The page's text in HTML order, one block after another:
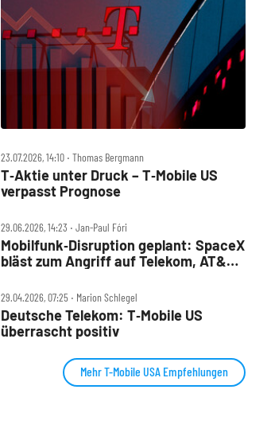
23.07.2026, 14:10 ‧ Thomas Bergmann
T‑Aktie unter Druck – T‑Mobile US
verpasst Prognose
29.06.2026, 14:23 ‧ Jan-Paul Fóri
Mobilfunk‑Disruption geplant: SpaceX
bläst zum Angriff auf Telekom, AT&T
29.04.2026, 07:25 ‧ Marion Schlegel
Deutsche Telekom: T‑Mobile US
überrascht positiv
Mehr T-Mobile USA Empfehlungen